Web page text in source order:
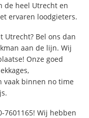
de heel Utrecht en
ervaren loodgieters.
Utrecht? Bel ons dan
aan de lijn. Wij
Onze goed
vaak binnen no time
Wij hebben